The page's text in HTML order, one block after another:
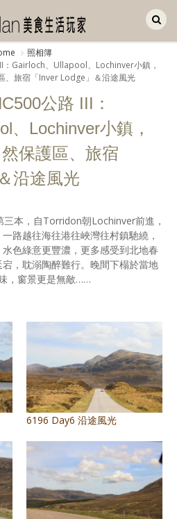
照相簿
：Gairloch、Ullapool、Lochinver小鎮，
、旅宿「Inver Lodge」＆沿途風光
公路 III：
、Lochinver小鎮，
保護區、旅宿
沿途風光
本，自Torridon朝Lochinver前進，
路越往海往港往峽灣往村鎮馳繞，
色綠意更豐濃，更多感受到北地春
，耽溺陶醉難行。晚間下榻於當地
，窗景更是無敵……
6196 Day6 沿途風光